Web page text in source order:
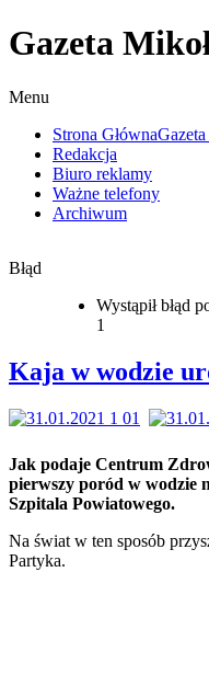
Gazeta
Menu
Strona Główna
Redakcja
Biuro reklamy
Ważne telefony
Archiwum
Błąd
Wystąpił błąd
1
Kaja w wodzie
Jak podaje Centrum
pierwszy poród w wodzie
Szpitala Powiatowego.
Na świat w ten sposób
Partyka.